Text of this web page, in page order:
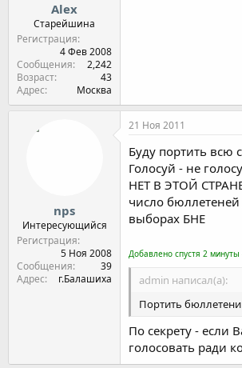
Alex
Старейшина
Регистрация
4 Фев 2008
Сообщения
2,242
Возраст
43
Адрес
Москва
nps
Интересующийся
Регистрация
5 Ноя 2008
Сообщения
39
Адрес
г.Балашиха
21 Ноя 2011
Буду портить всю
Голосуй - не
НЕТ В ЭТОЙ
число
выборах БНЕ
Добавлено спустя 2 минуты
admin написал(а):
Портить
По секрету - если
голосовать ради